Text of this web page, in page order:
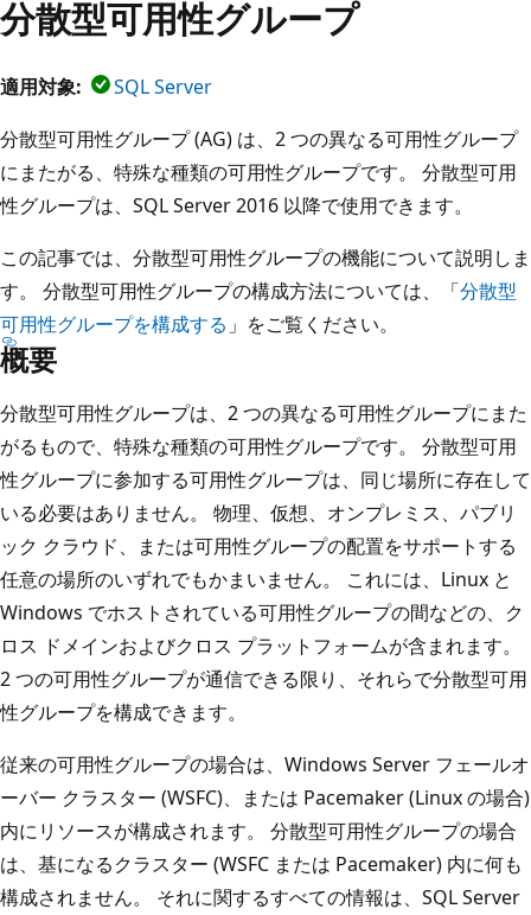
分散型可用性グループ
適用対象:
SQL Server
分散型可用性グループ (AG) は、2 つの異なる可用性グループ
にまたがる、特殊な種類の可用性グループです。 分散型可用
性グループは、SQL Server 2016 以降で使用できます。
この記事では、分散型可用性グループの機能について説明しま
す。 分散型可用性グループの構成方法については、「分散型
可用性グループを構成する 」をご覧ください。
概要
分散型可用性グループは、2 つの異なる可用性グループにまた
がるもので、特殊な種類の可用性グループです。 分散型可用
性グループに参加する可用性グループは、同じ場所に存在して
いる必要はありません。 物理、仮想、オンプレミス、パブリ
ック クラウド、または可用性グループの配置をサポートする
任意の場所のいずれでもかまいません。 これには、Linux と
Windows でホストされている可用性グループの間などの、ク
ロス ドメインおよびクロス プラットフォームが含まれます。
2 つの可用性グループが通信できる限り、それらで分散型可用
性グループを構成できます。
従来の可用性グループの場合は、Windows Server フェールオ
ーバー クラスター (WSFC)、または Pacemaker (Linux の場合)
内にリソースが構成されます。 分散型可用性グループの場合
は、基になるクラスター (WSFC または Pacemaker) 内に何も
構成されません。 それに関するすべての情報は、SQL Server